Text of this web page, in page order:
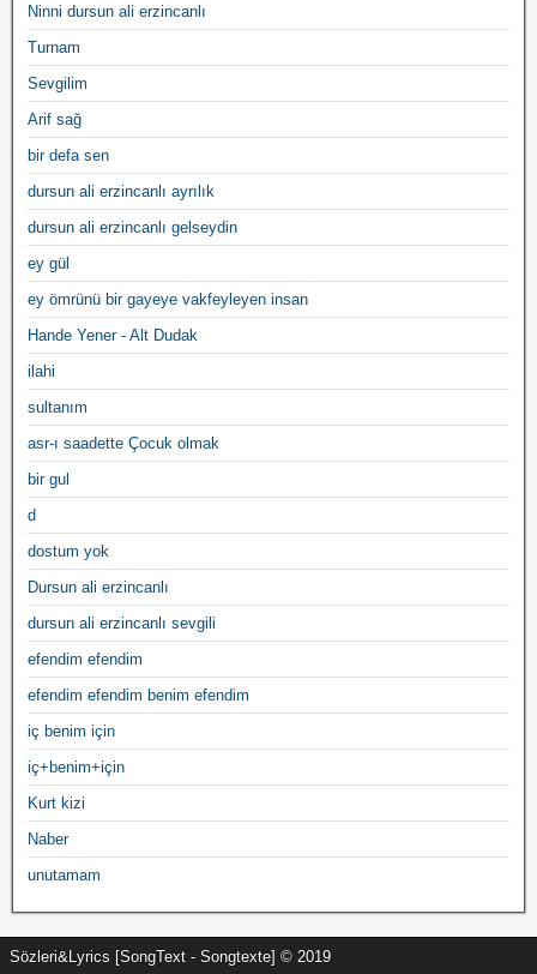
Ninni dursun ali erzincanlı
Turnam
Sevgilim
Arif sağ
bir defa sen
dursun ali erzincanlı ayrılık
dursun ali erzincanlı gelseydin
ey gül
ey ömrünü bir gayeye vakfeyleyen insan
Hande Yener - Alt Dudak
ilahi
sultanım
asr-ı saadette Çocuk olmak
bir gul
d
dostum yok
Dursun ali erzincanlı
dursun ali erzincanlı sevgili
efendim efendim
efendim efendim benim efendim
iç benim için
iç+benim+için
Kurt kizi
Naber
unutamam
Sözleri&Lyrics [SongText - Songtexte] © 2019